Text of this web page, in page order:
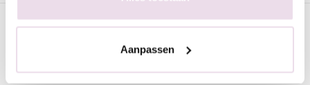
Aanpassen
Specificaties
Gerelateerde pagina's